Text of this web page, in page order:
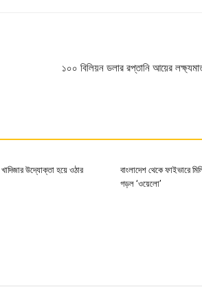
১০০ বিলিয়ন ডলার রপ্তানি আয়ের
উদ্যোক্তা হয়ে ওঠার
বাংলাদেশ থেকে ফাইভারে
গড়ল ‘ওয়েলো’